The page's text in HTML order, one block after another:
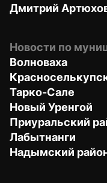
Дмитрий
Новости по
Волноваха
Тарко-Сале
Новый Уренгой
Приуральский
Лабытнанги
Надымский